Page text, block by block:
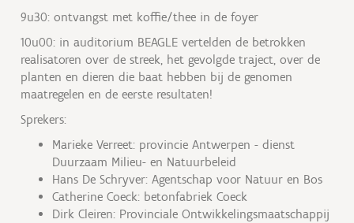
9u30: ontvangst met koffie/thee in de foyer
10u00: in auditorium BEAGLE vertelden de betrokken
realisatoren over de streek, het gevolgde traject, over de
planten en dieren die baat hebben bij de genomen
maatregelen en de eerste resultaten!
Sprekers:
Marieke Verreet: provincie Antwerpen - dienst
Duurzaam Milieu- en Natuurbeleid
Hans De Schryver: Agentschap voor Natuur en Bos
Catherine Coeck: betonfabriek Coeck
Dirk Cleiren: Provinciale Ontwikkelingsmaatschappij